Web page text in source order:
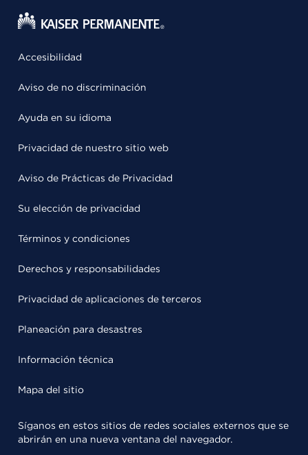
Accesibilidad
Aviso de no discriminación
Ayuda en su idioma
Privacidad de nuestro sitio web
Aviso de Prácticas de Privacidad
Su elección de privacidad
Términos y condiciones
Derechos y responsabilidades
Privacidad de aplicaciones de terceros
Planeación para desastres
Información técnica
Mapa del sitio
Síganos en estos sitios de redes sociales externos que se
abrirán en una nueva ventana del navegador.